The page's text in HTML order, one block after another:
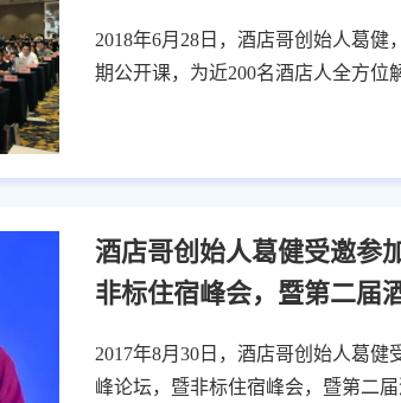
2018年6月28日，酒店哥创始人葛
期公开课，为近200名酒店人全方位
酒店哥创始人葛健受邀参
非标住宿峰会，暨第二届
2017年8月30日，酒店哥创始人葛健
峰论坛，暨非标住宿峰会，暨第二